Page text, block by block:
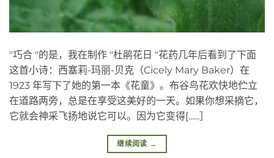
"巧合 "的是，我在制作 "杜鹃花日 "花药几年后看到了下面
这首小诗：西塞莉-玛丽-贝克（Cicely Mary Baker）在
1923 年写下了她的第一本《花童》。布谷鸟花欢快地伫立
在道路两旁，总是在享受这美好的一天。如果你想采摘它，
它就会神采飞扬地说它可以。因为它变得[......］
继续阅读 →